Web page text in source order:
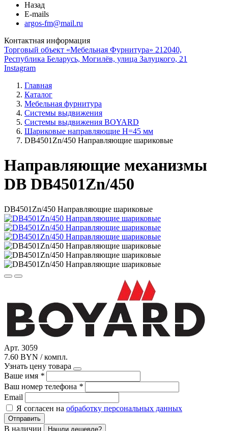
Назад
E-mails
argos-fm@mail.ru
Контактная информация
Торговый объект «Мебельная Фурнитура» 212040,
Республика Беларусь, Могилёв, улица Залуцкого, 21
Instagram
Главная
Каталог
Мебельная фурнитура
Системы выдвижения
Системы выдвижения BOYARD
Шариковые направляющие H=45 мм
DB4501Zn/450 Направляющие шариковые
Направляющие механизмы
DB DB4501Zn/450
DB4501Zn/450 Направляющие шариковые
Арт. 3059
7.60 BYN / компл.
Узнать цену товара
Ваше имя *
Ваш номер телефона *
Email
Я согласен на обработку персональных данных
Отправить
В наличии Нашли дешевле?